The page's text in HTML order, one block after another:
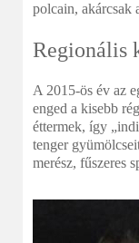
polcain, akárcsak
Regionális
A 2015-ös év az
enged a kisebb
éttermek, így
tenger
merész, fűszeres